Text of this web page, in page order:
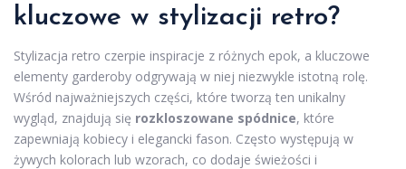
kluczowe w stylizacji retro?
Stylizacja retro czerpie inspiracje z różnych epok, a kluczowe
elementy garderoby odgrywają w niej niezwykle istotną rolę.
Wśród najważniejszych części, które tworzą ten unikalny
wygląd, znajdują się rozkloszowane spódnice, które
zapewniają kobiecy i elegancki fason. Często występują w
żywych kolorach lub wzorach, co dodaje świeżości i